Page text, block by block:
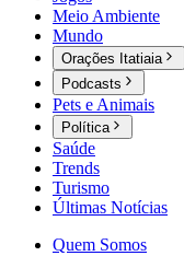
Meio Ambiente
Mundo
Orações Itatiaia
Podcasts
Pets e Animais
Política
Saúde
Trends
Turismo
Últimas Notícias
Quem Somos